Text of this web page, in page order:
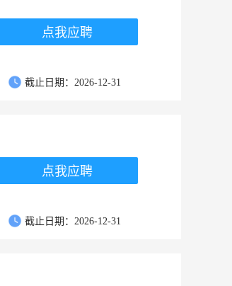
点我应聘
截止日期：2026-12-31
点我应聘
截止日期：2026-12-31